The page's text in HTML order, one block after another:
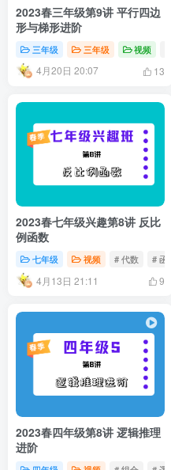
2023春三年级第9讲 平行四边
形与梯形进阶
三年级 三年级 视频
4月20日 20:07 13
2023春七年级兴趣第8讲 反比
例函数
七年级 视频 # 代数 # 函数
4月13日 21:11 9
2023春四年级第8讲 逻辑推理
进阶